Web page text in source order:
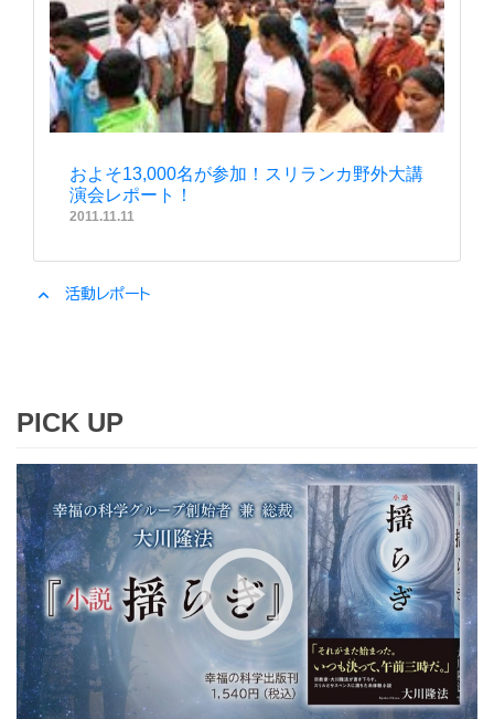
およそ13,000名が参加！スリランカ野外大講
演会レポート！
2011.11.11
expand_less 活動レポート
PICK UP